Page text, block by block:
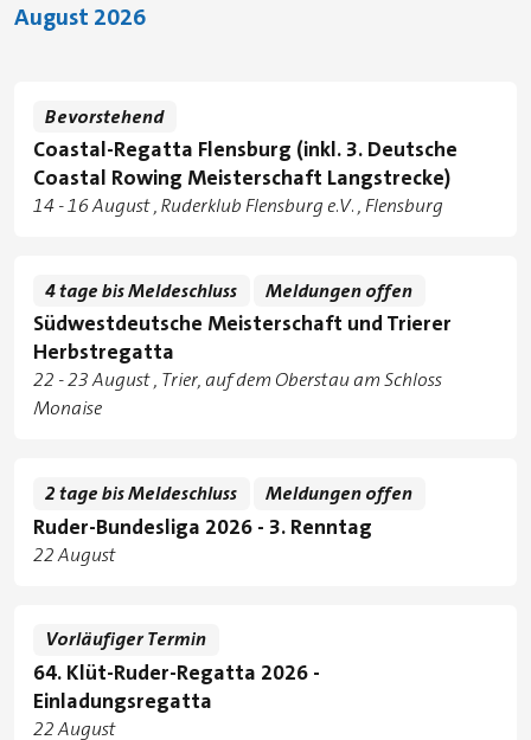
August 2026
Coastal-Regatta Flensburg (inkl. 3. Deutsche
Coastal Rowing Meisterschaft Langstrecke)
Tage
14zu
-16 August Ruderklub Flensburg e.V.,Flensburg
Bevorstehend
Südwestdeutsche Meisterschaft und Trierer
Herbstregatta
Tage
22 zu
-23 August
Standorte
Trier, auf dem Oberstau am Schloss
Monaise
4 tage bis Meldeschluss Meldungen offen
Ruder-Bundesliga 2026 - 3. Renntag
Tage
22 August
2 tage bis Meldeschluss Meldungen offen
64. Klüt-Ruder-Regatta 2026 -
Einladungsregatta
Tage
22 August
Vorläufiger Termin